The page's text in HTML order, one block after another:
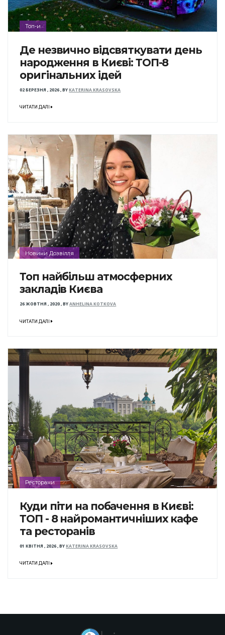
Топ-и
Де незвично відсвяткувати день
народження в Києві: ТОП-8
оригінальних ідей
02 БЕРЕЗНЯ , 2026,BYKATERINA KRASOVSKA
ЧИТАТИ ДАЛІ
Новини Дозвілля
Топ найбільш атмосферних
закладів Києва
26 ЖОВТНЯ , 2020,BYANHELINA KOTKOVA
ЧИТАТИ ДАЛІ
Ресторани
Куди піти на побачення в Києві:
ТОП - 8 найромантичніших кафе
та ресторанів
01 КВІТНЯ , 2026,BYKATERINA KRASOVSKA
ЧИТАТИ ДАЛІ